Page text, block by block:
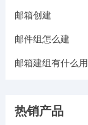
邮箱创建
邮件组怎么建
邮箱建组有什么用
热销产品